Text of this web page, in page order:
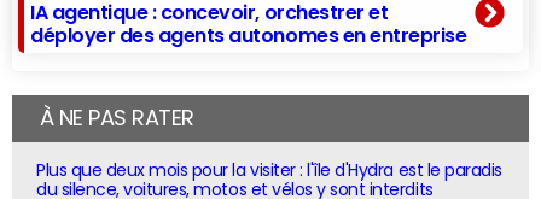
IA agentique : concevoir, orchestrer et
déployer des agents autonomes en entreprise
À NE PAS RATER
Plus que deux mois pour la visiter : l'île d'Hydra est le paradis
du silence, voitures, motos et vélos y sont interdits